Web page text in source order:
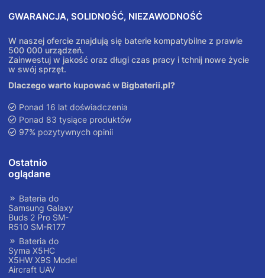
GWARANCJA, SOLIDNOŚĆ, NIEZAWODNOŚĆ
W naszej ofercie znajdują się baterie kompatybilne z prawie
500 000 urządzeń.
Zainwestuj w jakość oraz długi czas pracy i tchnij nowe życie
w swój sprzęt.
Dlaczego warto kupować w Bigbaterii.pl?
Ponad 16 lat doświadczenia
Ponad 83 tysiące produktów
97% pozytywnych opinii
Ostatnio
oglądane
Bateria do
Samsung Galaxy
Buds 2 Pro SM-
R510 SM-R177
Bateria do
Syma X5HC
X5HW X9S Model
Aircraft UAV